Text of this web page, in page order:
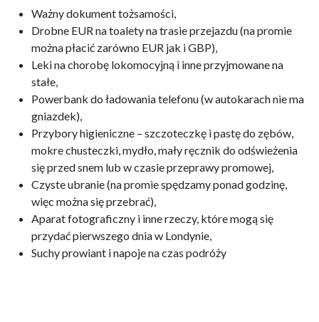
Ważny dokument tożsamości,
Drobne EUR na toalety na trasie przejazdu (na promie
można płacić zarówno EUR jak i GBP),
Leki na chorobę lokomocyjną i inne przyjmowane na
stałe,
Powerbank do ładowania telefonu (w autokarach nie ma
gniazdek),
Przybory higieniczne – szczoteczkę i pastę do zębów,
mokre chusteczki, mydło, mały ręcznik do odświeżenia
się przed snem lub w czasie przeprawy promowej,
Czyste ubranie (na promie spędzamy ponad godzinę,
więc można się przebrać),
Aparat fotograficzny i inne rzeczy, które mogą się
przydać pierwszego dnia w Londynie,
Suchy prowiant i napoje na czas podróży